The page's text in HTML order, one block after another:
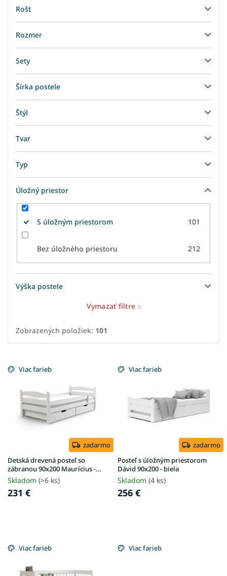
Rošt
Rozmer
Sety
Šírka postele
Štýl
Tvar
Typ
Úložný priestor
S úložným priestorom 101
Bez úložného priestoru 212
Výška postele
Vymazať filtre
Zobrazených položiek: 101
ý
u
k
t
o
Viac farieb
zadarmo
Detská drevená posteľ so
zábranou 90x200 Maurícius -
biela
Skladom (>6 ks)
231 €
Viac farieb
zadarmo
Posteľ s úložným priestorom
Dávid 90x200 - biela
Skladom (4 ks)
256 €
Viac farieb Viac farieb